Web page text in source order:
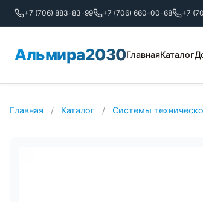
+7 (706) 883-83-99 +7 (706) 660-00-68 +7
Альмира2030ГлавнаяКаталог
Главная / Каталог / Системы